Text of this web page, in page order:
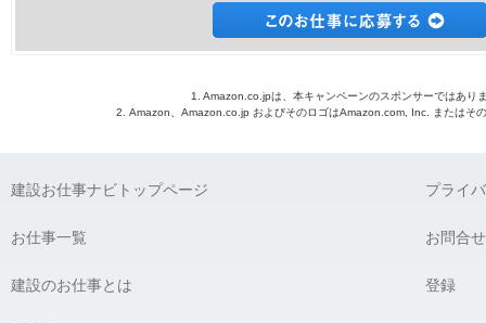
1. Amazon.co.jpは、本キャンペーンのスポンサーではあり
2. Amazon、Amazon.co.jp およびそのロゴはAmazon.com, Inc. またはそ
建設お仕事ナビトップページ
お仕事一覧
建設のお仕事とは
プライ
お問合せ
登録